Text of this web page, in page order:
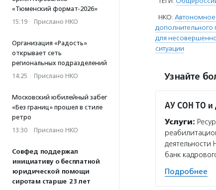
«Тюменский формат-2026»
15:19 · Прислано НКО
Организация «Радость»
открывает сеть
региональных подразделений
14:25 · Прислано НКО
Московский юбилейный забег
«Без границ» прошел в стиле
ретро
13:30 · Прислано НКО
Совфед поддержал
инициативу о бесплатной
юридической помощи
сиротам старше 23 лет
НКО:
для
ситуации
Узнайте
АУ СОН ТО и
Услуги:
банк
Подробнее